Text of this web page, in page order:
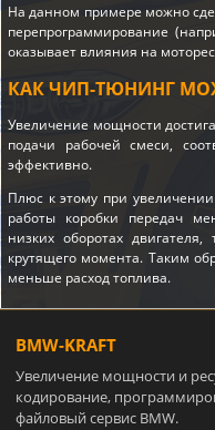
На данном примере можно
перепрограммирование
оказывает влияния на
КАК ЧИП-ТЮНИНГ
Увеличение мощности
подачи рабочей смеси,
эффективно.
Плюс к этому при
работы коробки передач
низких оборотах
крутящего момента. Таким
меньше расход топлива.
BMW-KRAFT
Увеличение мощности и
кодирование,
файловый сервис BMW.